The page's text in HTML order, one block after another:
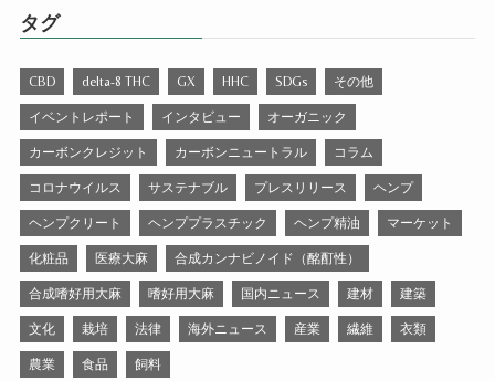
タグ
CBD delta-8 THC GX HHC SDGs その他
イベントレポート インタビュー オーガニック
カーボンクレジット カーボンニュートラル コラム
コロナウイルス サステナブル プレスリリース ヘンプ
ヘンプクリート ヘンププラスチック ヘンプ精油 マーケット
化粧品 医療大麻 合成カンナビノイド（酩酊性）
合成嗜好用大麻 嗜好用大麻 国内ニュース 建材 建築
文化 栽培 法律 海外ニュース 産業 繊維 衣類
農業 食品 飼料